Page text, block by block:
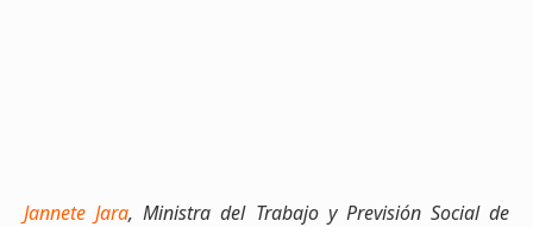
Jannete Jara, Ministra del Trabajo y Previsión Social de